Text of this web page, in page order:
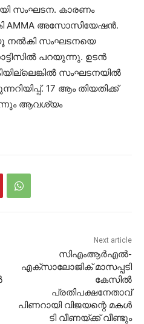
സംഘടന. കാരണം
AMMA അസോസിയേഷൻ.
നൽകി സംഘടനയെ
പറയുന്നു. ഉടൻ
സംഘടനയിൽ
17 ആം തിയതിക്ക്
ആവശ്യം
Next article
സിഎംആർഎൽ-
എക്സാലോജിക് മാസപ്പടി
കേസിൽ
പ്രതിപക്ഷനേതാവ്
പിണറായി വിജയന്റെ മകൾ
ടി വീണയ്ക്ക് വീണ്ടും